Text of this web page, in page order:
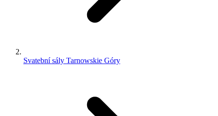
Svatební sály Tarnowskie Góry